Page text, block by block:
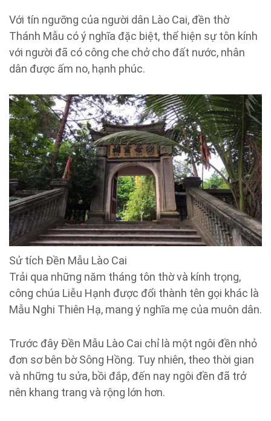
Với tín ngưỡng của người dân Lào Cai, đền thờ
Thánh Mẫu có ý nghĩa đặc biệt, thể hiện sự tôn kính
với người đã có công che chở cho đất nước, nhân
dân được ấm no, hạnh phúc.
Sử tích Đền Mẫu Lào Cai
Trải qua những năm tháng tôn thờ và kính trọng,
công chúa Liễu Hạnh được đổi thành tên gọi khác là
Mẫu Nghi Thiên Hạ, mang ý nghĩa mẹ của muôn dân.
Trước đây Đền Mẫu Lào Cai chỉ là một ngôi đền nhỏ
đơn sơ bên bờ Sông Hồng. Tuy nhiên, theo thời gian
và những tu sửa, bồi đắp, đến nay ngôi đền đã trở
nên khang trang và rộng lớn hơn.